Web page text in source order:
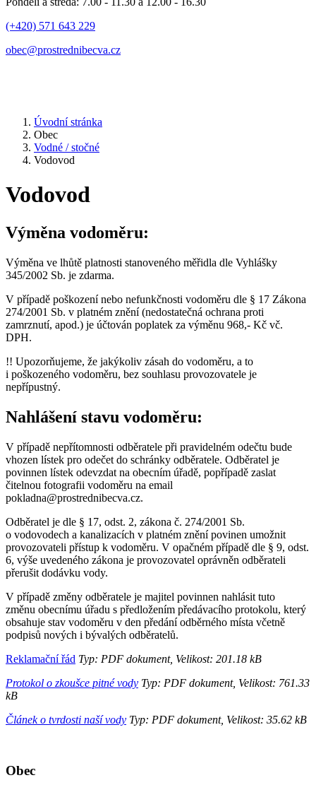
(+420) 571 643 229
obec@prostrednibecva.cz
Úvodní stránka
Obec
Vodné / stočné
Vodovod
Vodovod
Výměna vodoměru:
Výměna ve lhůtě platnosti stanoveného měřidla dle Vyhlášky
345/2002 Sb. je zdarma.
V případě poškození nebo nefunkčnosti vodoměru dle § 17 Zákona
274/2001 Sb. v platném znění (nedostatečná ochrana proti
zamrznutí, apod.) je účtován poplatek za výměnu 968,- Kč vč.
DPH.
!! Upozorňujeme, že jakýkoliv zásah do vodoměru, a to
i poškozeného vodoměru, bez souhlasu provozovatele je
nepřípustný.
Nahlášení stavu vodoměru:
V případě nepřítomnosti odběratele při pravidelném odečtu bude
vhozen lístek pro odečet do schránky odběratele. Odběratel je
povinnen lístek odevzdat na obecním úřadě, popřípadě zaslat
čitelnou fotografii vodoměru na email
pokladna@prostrednibecva.cz.
Odběratel je dle § 17, odst. 2, zákona č. 274/2001 Sb.
o vodovodech a kanalizacích v platném znění povinen umožnit
provozovateli přístup k vodoměru. V opačném případě dle § 9, odst.
6, výše uvedeného zákona je provozovatel oprávněn odběrateli
přerušit dodávku vody.
V případě změny odběratele je majitel povinnen nahlásit tuto
změnu obecnímu úřadu s předložením předávacího protokolu, který
obsahuje stav vodoměru v den předání odběrného místa včetně
podpisů nových i bývalých odběratelů.
Reklamační řád Typ: PDF dokument, Velikost: 201.18 kB
Protokol o zkoušce pitné vody Typ: PDF dokument, Velikost: 761.33
kB
Článek o tvrdosti naší vody Typ: PDF dokument, Velikost: 35.62 kB
Obec